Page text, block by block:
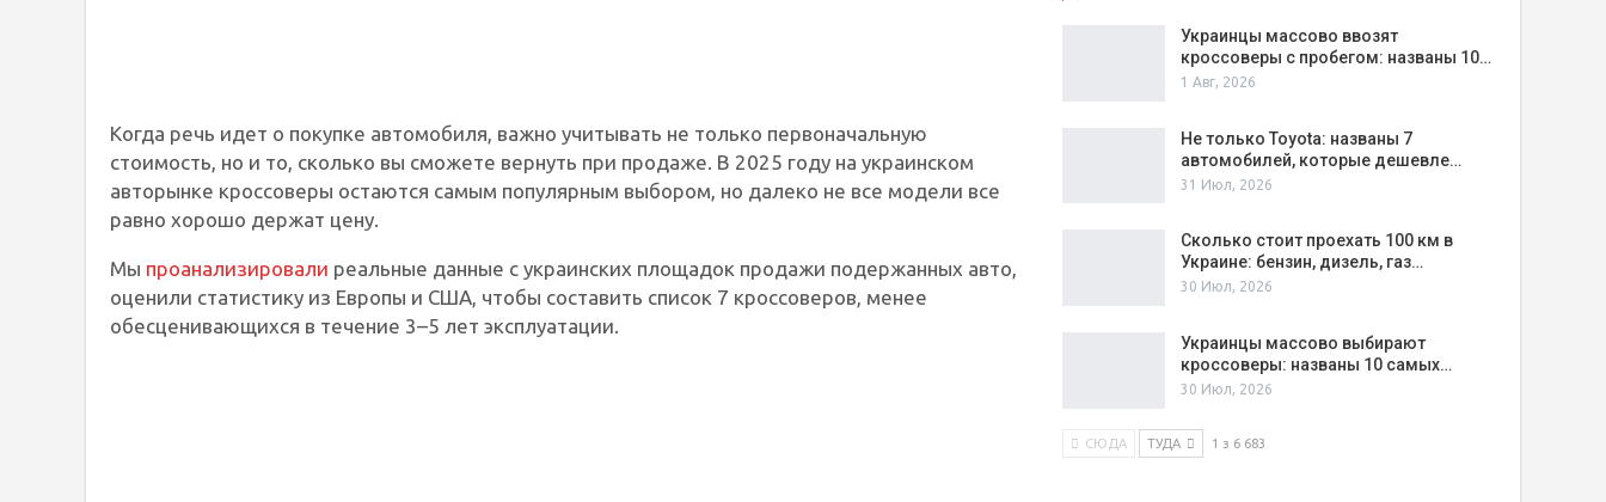
Когда речь идет о покупке автомобиля, важно учитывать не только первоначальную
стоимость, но и то, сколько вы сможете вернуть при продаже. В 2025 году на украинском
авторынке кроссоверы остаются самым популярным выбором, но далеко не все модели все
равно хорошо держат цену.
Мы проанализировали реальные данные с украинских площадок продажи подержанных авто,
оценили статистику из Европы и США, чтобы составить список 7 кроссоверов, менее
обесценивающихся в течение 3–5 лет эксплуатации.
Украинцы массово ввозят
кроссоверы с пробегом: названы 10…
1 Авг, 2026
Не только Toyota: названы 7
автомобилей, которые дешевле…
31 Июл, 2026
Сколько стоит проехать 100 км в
Украине: бензин, дизель, газ…
30 Июл, 2026
Украинцы массово выбирают
кроссоверы: названы 10 самых…
30 Июл, 2026
СЮДА ТУДА 1 з 6 683